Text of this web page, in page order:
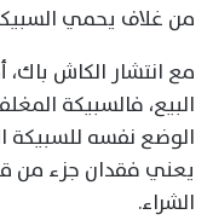
من غلاف يحمي
مع انتشار الكاش
البيع، فالسبيكة
الوضع نفسه للسبيكة
يعني فقدان جزء من
الشراء.